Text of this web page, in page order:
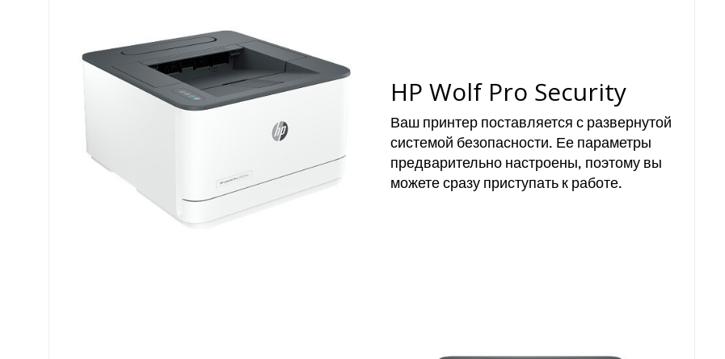
HP Wolf Pro Security
Ваш принтер поставляется с развернутой
системой безопасности. Ее параметры
предварительно настроены, поэтому вы
можете сразу приступать к работе.